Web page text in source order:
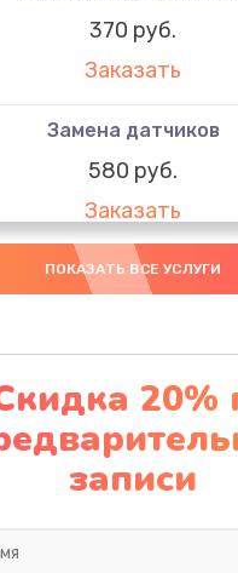
370 руб.
Заказать
Замена датчиков
580 руб.
Заказать
Комплексная чистка
Заказать
Замена дисплея
2000 руб.
Заказать
платы
ПОКАЗАТЬ ВСЕ УСЛУГИ
20%
записи